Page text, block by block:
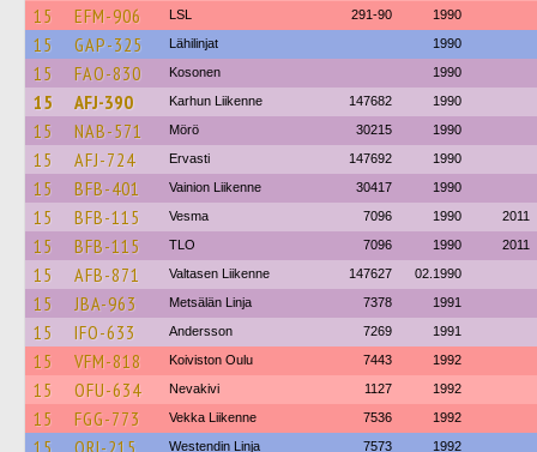
15 EFM-906 LSL 291-90 1990
15 GAP-325 Lähilinjat 1990
15 FAO-830 Kosonen 1990
15 AFJ-390 Karhun Liikenne 147682 1990
15 NAB-571 Mörö 30215 1990
15 AFJ-724 Ervasti 147692 1990
15 BFB-401 Vainion Liikenne 30417 1990
15 BFB-115 Vesma 7096 1990 2011
15 BFB-115 TLO 7096 1990 2011
15 AFB-871 Valtasen Liikenne 147627 02.1990
15 JBA-963 Metsälän Linja 7378 1991
15 IFO-633 Andersson 7269 1991
15 VFM-818 Koiviston Oulu 7443 1992
15 OFU-634 Nevakivi 1127 1992
15 FGG-773 Vekka Liikenne 7536 1992
15 ORI-215 Westendin Linja 7573 1992